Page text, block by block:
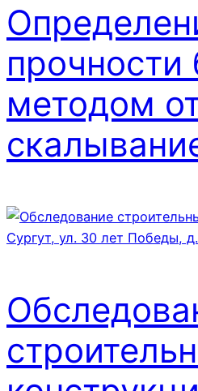
прочности
методом